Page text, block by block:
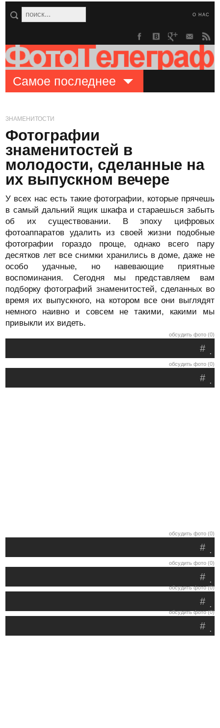
О НАС
Самое последнее
ЗНАМЕНИТОСТИ
Фотографии
знаменитостей в
молодости, сделанные на
их выпускном вечере
У всех нас есть такие фотографии, которые прячешь
в самый дальний ящик шкафа и стараешься забыть
об их существовании. В эпоху цифровых
фотоаппаратов удалить из своей жизни подобные
фотографии гораздо проще, однако всего пару
десятков лет все снимки хранились в доме, даже не
особо удачные, но навевающие приятные
воспоминания. Сегодня мы представляем вам
подборку фотографий знаменитостей, сделанных во
время их выпускного, на котором все они выглядят
немного наивно и совсем не такими, какими мы
привыкли их видеть.
обсудить фото (0)
.
#
обсудить фото (0)
.
#
обсудить фото (0)
.
#
обсудить фото (0)
.
#
обсудить фото (0)
.
#
обсудить фото (0)
.
#